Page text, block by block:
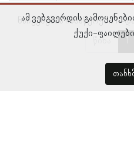
ნაჩვენებია ჩანაწერები
წინა
ამ ვებგვერდის
ქუქი-